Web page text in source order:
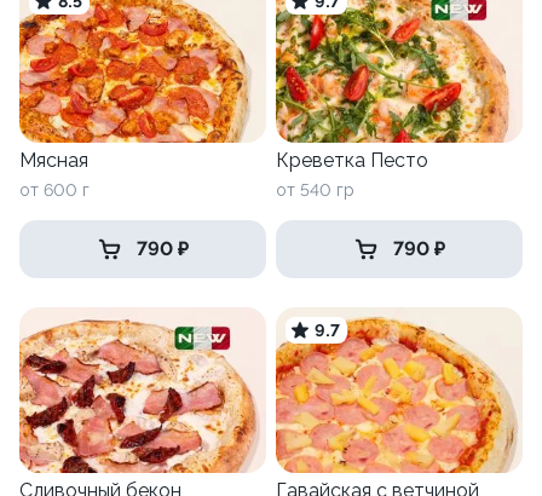
Мясная
от 600 г
790 ₽
Креветка Песто
от 540 гр
790 ₽
Сливочный бекон
9.7
Гавайская c ветчиной